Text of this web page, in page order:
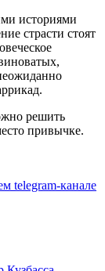
историями
страсти стоят
решить
привычке.
telegram-канале